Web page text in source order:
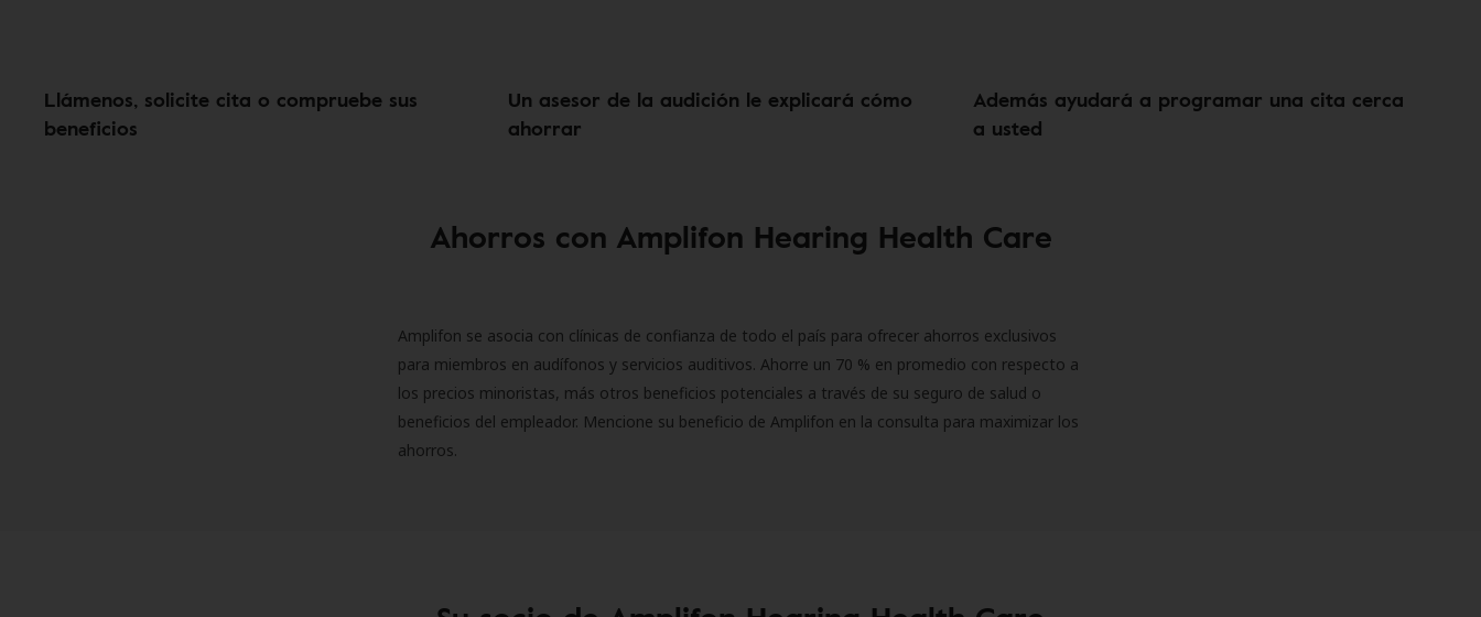
Llámenos, solicite cita o compruebe sus
beneficios
Un asesor de la audición le explicará cómo
ahorrar
Además ayudará a programar una cita cerca
a usted
Ahorros con Amplifon Hearing Health Care
Amplifon se asocia con clínicas de confianza de todo el país para ofrecer ahorros exclusivos
para miembros en audífonos y servicios auditivos. Ahorre un 70 % en promedio con respecto a
los precios minoristas, más otros beneficios potenciales a través de su seguro de salud o
beneficios del empleador. Mencione su beneficio de Amplifon en la consulta para maximizar los
ahorros.